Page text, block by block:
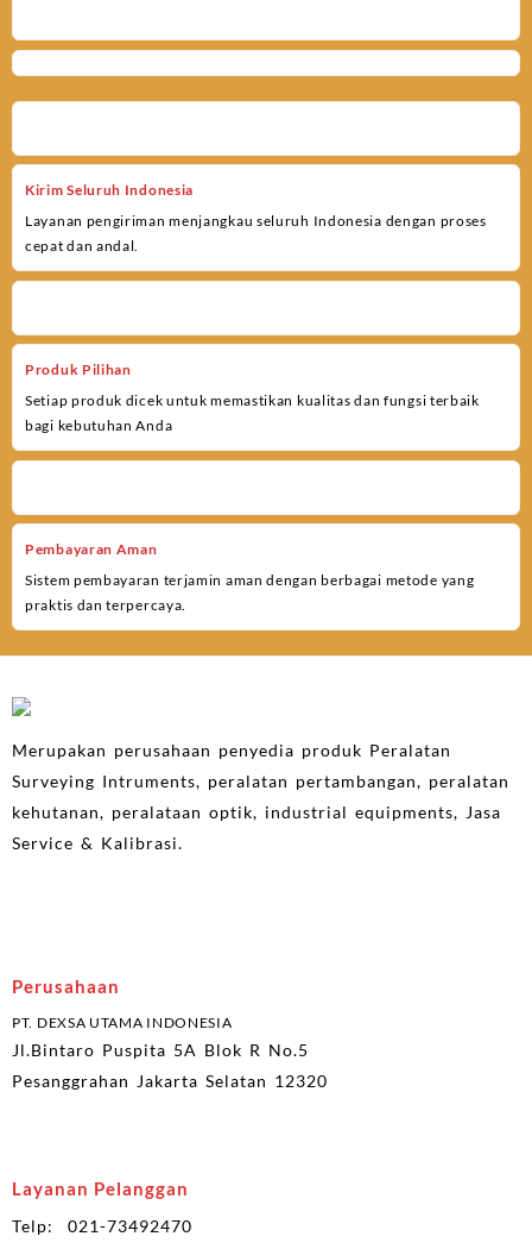
Kirim Seluruh Indonesia
Layanan pengiriman menjangkau seluruh Indonesia dengan proses
cepat dan andal.
Produk Pilihan
Setiap produk dicek untuk memastikan kualitas dan fungsi terbaik
bagi kebutuhan Anda
Pembayaran Aman
Sistem pembayaran terjamin aman dengan berbagai metode yang
praktis dan terpercaya.
Merupakan perusahaan penyedia produk Peralatan
Surveying Intruments, peralatan pertambangan, peralatan
kehutanan, peralataan optik, industrial equipments, Jasa
Service & Kalibrasi.
Perusahaan
PT. DEXSA UTAMA INDONESIA
Jl.Bintaro Puspita 5A Blok R No.5
Pesanggrahan Jakarta Selatan 12320
Layanan Pelanggan
Telp: 021-73492470